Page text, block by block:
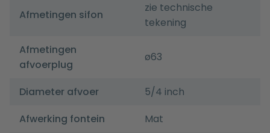
Afmetingen sifon
zie technische
tekening
Afmetingen
afvoerplug
ø63
Diameter afvoer
5/4 inch
Afwerking fontein
Mat